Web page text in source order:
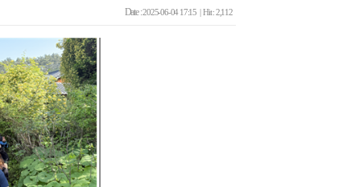
Date :2025-06-04 17:15 | Hit : 2,112